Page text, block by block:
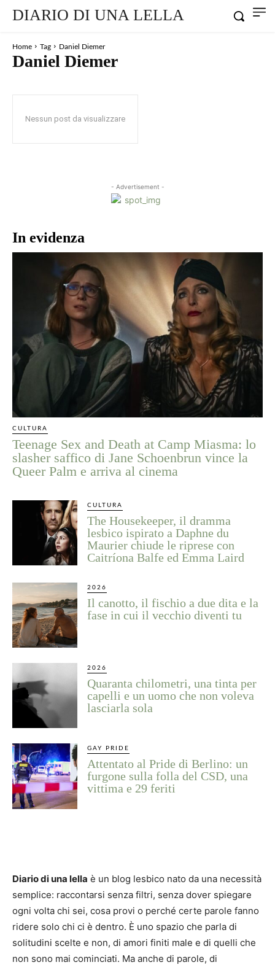
DIARIO DI UNA LELLA
Home Tag Daniel Diemer
Daniel Diemer
Nessun post da visualizzare
- Advertisement -
In evidenza
CULTURA
Teenage Sex and Death at Camp Miasma: lo
slasher saffico di Jane Schoenbrun vince la
Queer Palm e arriva al cinema
CULTURA
The Housekeeper, il dramma
lesbico ispirato a Daphne du
Maurier chiude le riprese con
Caitríona Balfe ed Emma Laird
2026
Il canotto, il fischio a due dita e la
fase in cui il vecchio diventi tu
2026
Quaranta chilometri, una tinta per
capelli e un uomo che non voleva
lasciarla sola
GAY PRIDE
Attentato al Pride di Berlino: un
furgone sulla folla del CSD, una
vittima e 29 feriti
Diario di una lella è un blog lesbico nato da una necessità
semplice: raccontarsi senza filtri, senza dover spiegare
ogni volta chi sei, cosa provi o perché certe parole fanno
ridere solo chi ci è dentro. È uno spazio che parla di
solitudini scelte e non, di amori finiti male e di quelli che
non sono mai cominciati. Ma anche di parole, di